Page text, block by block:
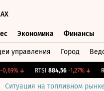
Экономика Финансы
управления Город
↓ RTSI 884,56 -1,27%↓
Ситуация на топливном